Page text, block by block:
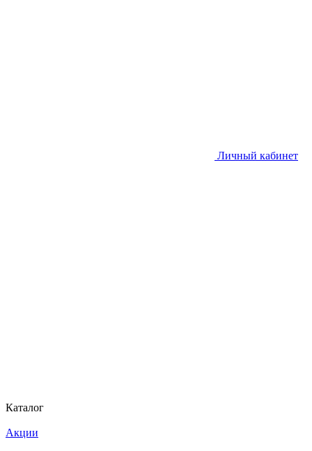
Личный кабинет
Каталог
Акции